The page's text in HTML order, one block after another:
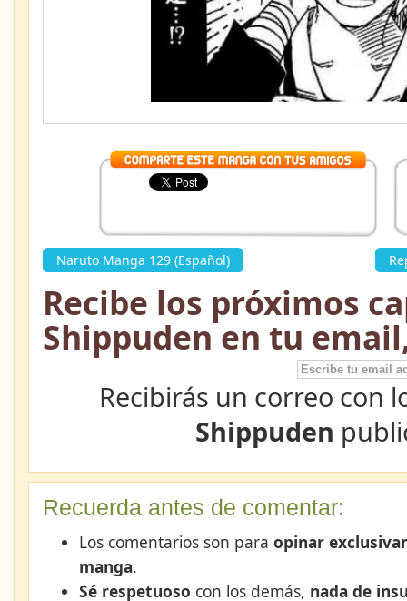
Naruto Manga 129 (Español)
Recibe los próximos
Shippuden en tu
Recibirás un correo con
Shippuden
Recuerda antes de comentar:
Los comentarios son para opinar
manga.
Sé respetuoso con los demás, nada de